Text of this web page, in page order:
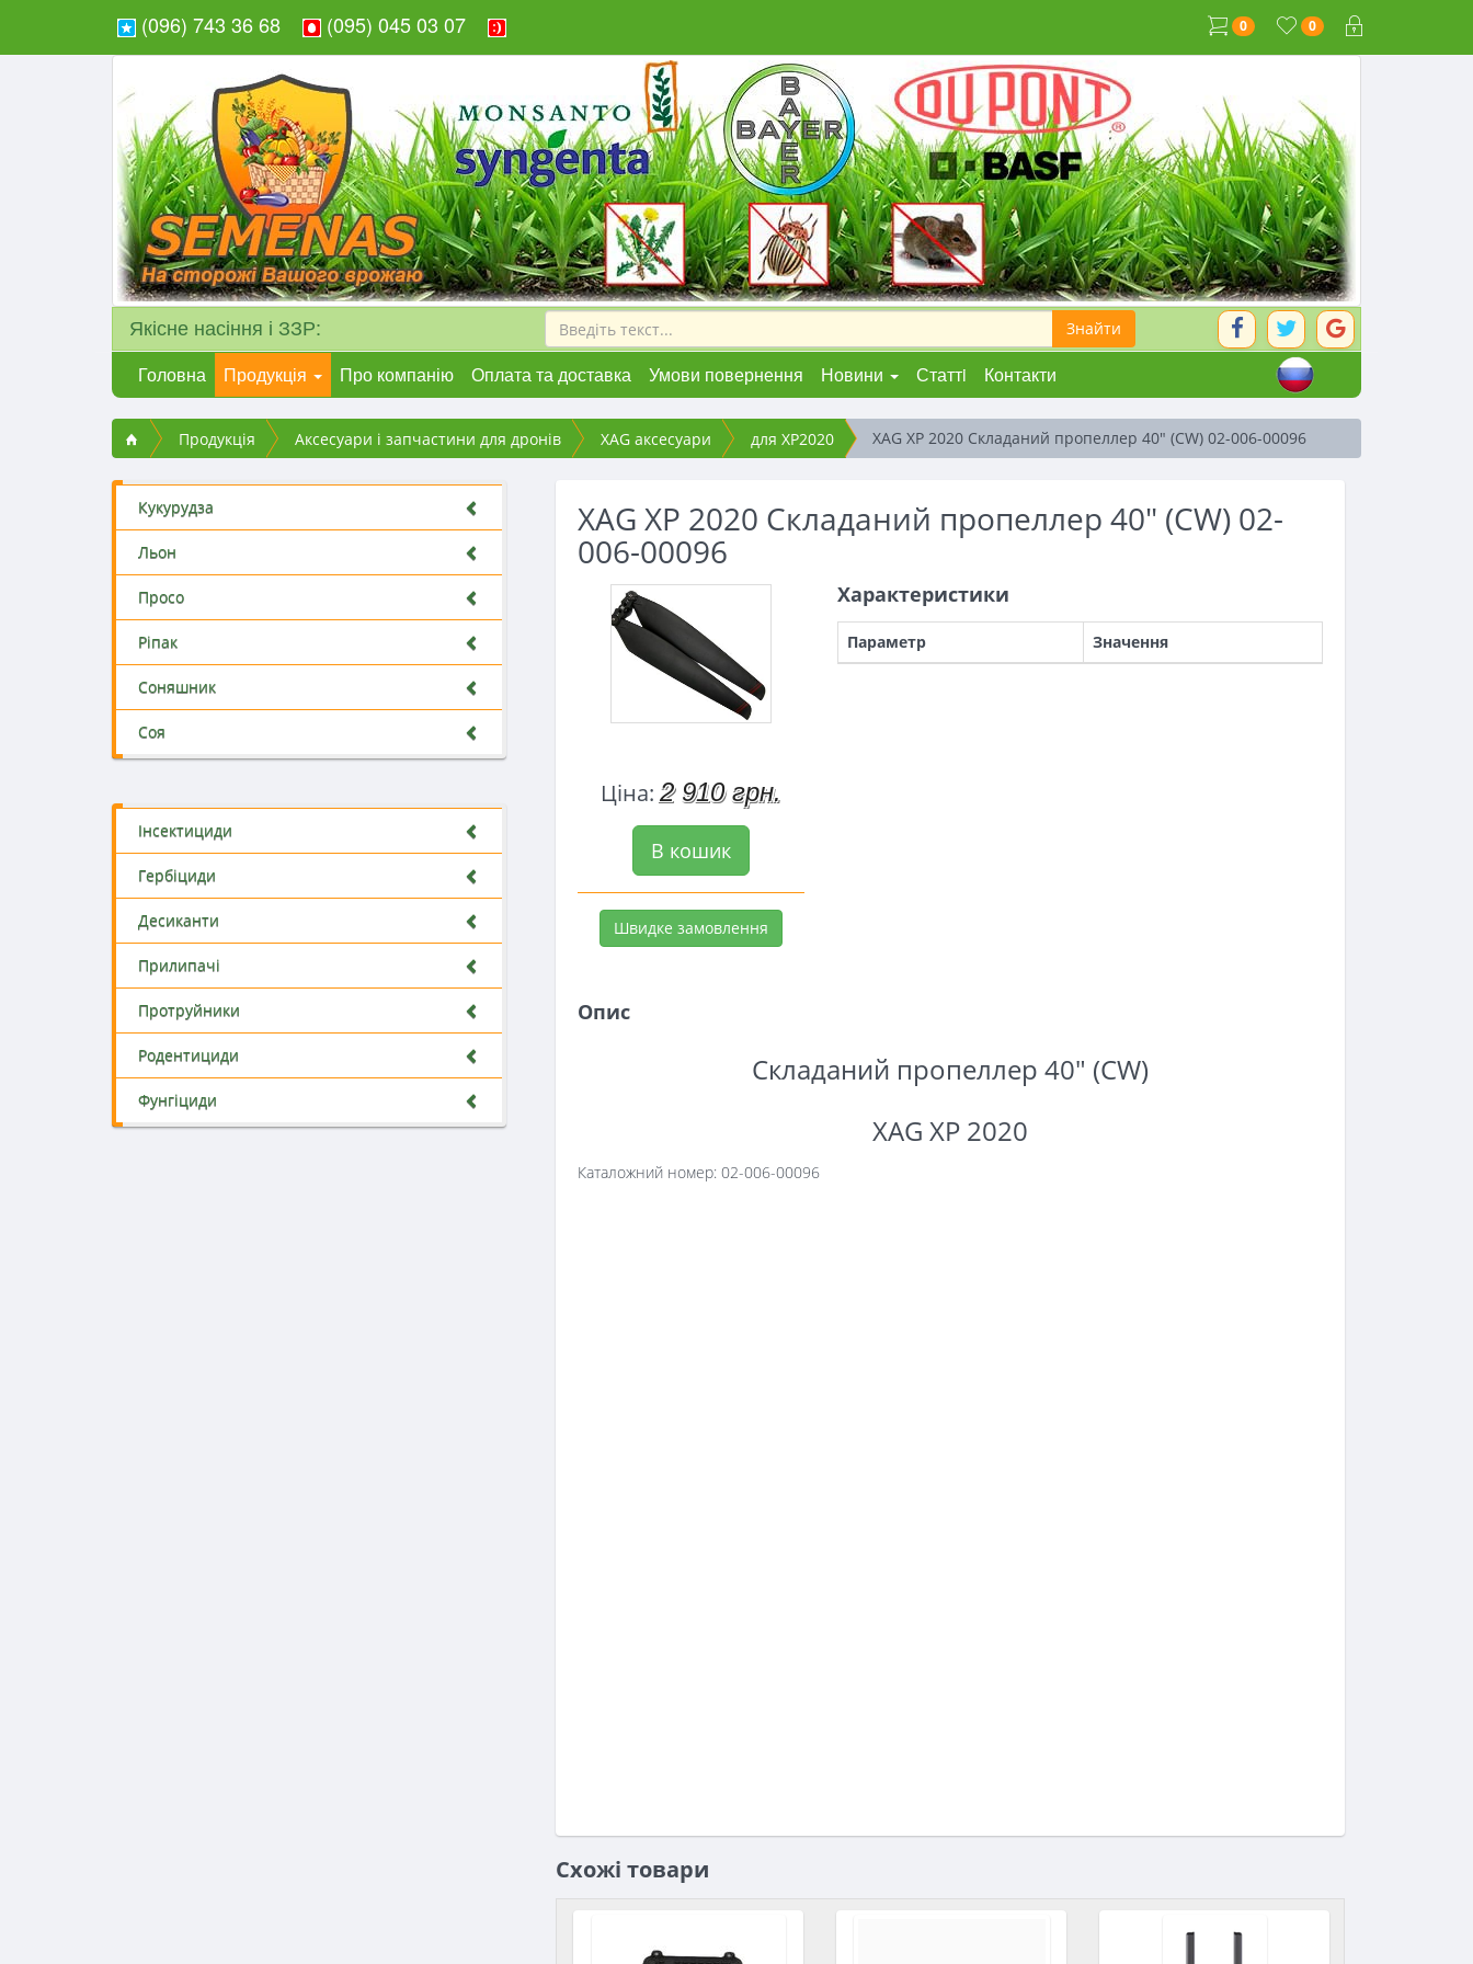
0
0
(096) 743 36 68 (095) 045 03 07
Якісне насіння і ЗЗР:
Головна Продукція Про компанію Оплата та доставка Умови повернення Новини Статтi Контакти
Продукція Аксесуари і запчастини для дронів XAG аксесуари для XP2020 XAG XP 2020 Складаний пропеллер 40" (CW) 02-006-00096
Кукурудза
Льон
Просо
Ріпак
Соняшник
Соя
Інсектициди
Гербіциди
Десиканти
Прилипачі
Протруйники
Родентициди
Фунгіциди
XAG XP 2020 Складаний пропеллер 40" (CW) 02-
006-00096
Ціна: 2 910 грн.
В кошик
Швидке замовлення
Характеристики
Параметр Значення
Опис
Складаний пропеллер 40" (CW)
XAG XP 2020
Каталожний номер: 02-006-00096
Схожі товари